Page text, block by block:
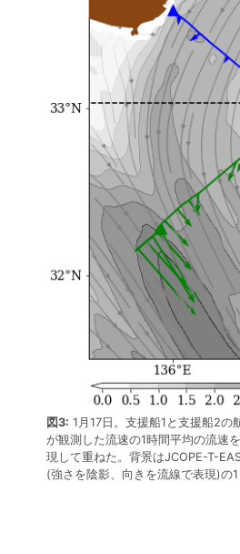
図3: 1月17日。支援船1と支援船2の
が観測した流速の1時間平均の流速
現して重ねた。背景はJCOPE-T-
(強さを陰影、向きを流線で表現)の1